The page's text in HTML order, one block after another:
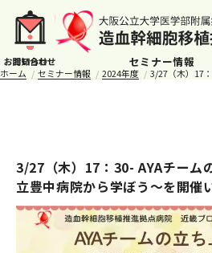
セミナー情報
ホーム セミナー情報 2024年度 3/27（木）17
3/27（木）17：30- AYAチーム
立豊中病院から学ぼう～を開催